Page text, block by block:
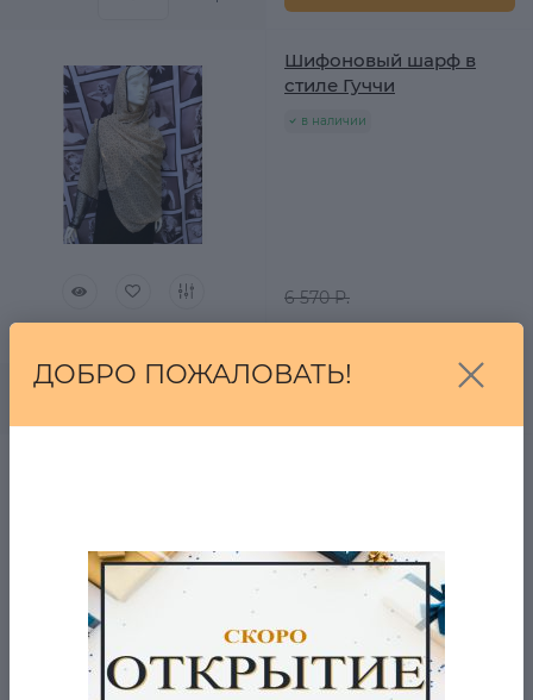
Шифоновый шарф в
стиле Гуччи
в наличии
6 570 Р.
В корзину
ДОБРО ПОЖАЛОВАТЬ!